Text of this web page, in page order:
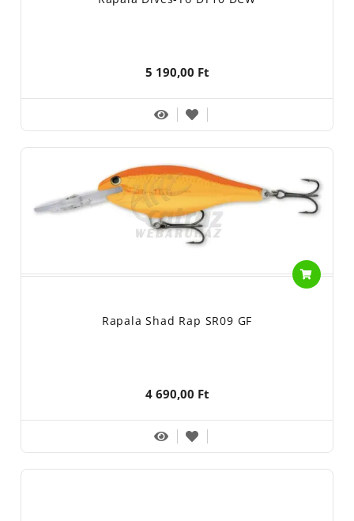
5 190,00 Ft
Rapala Shad Rap SR09 GF
4 690,00 Ft